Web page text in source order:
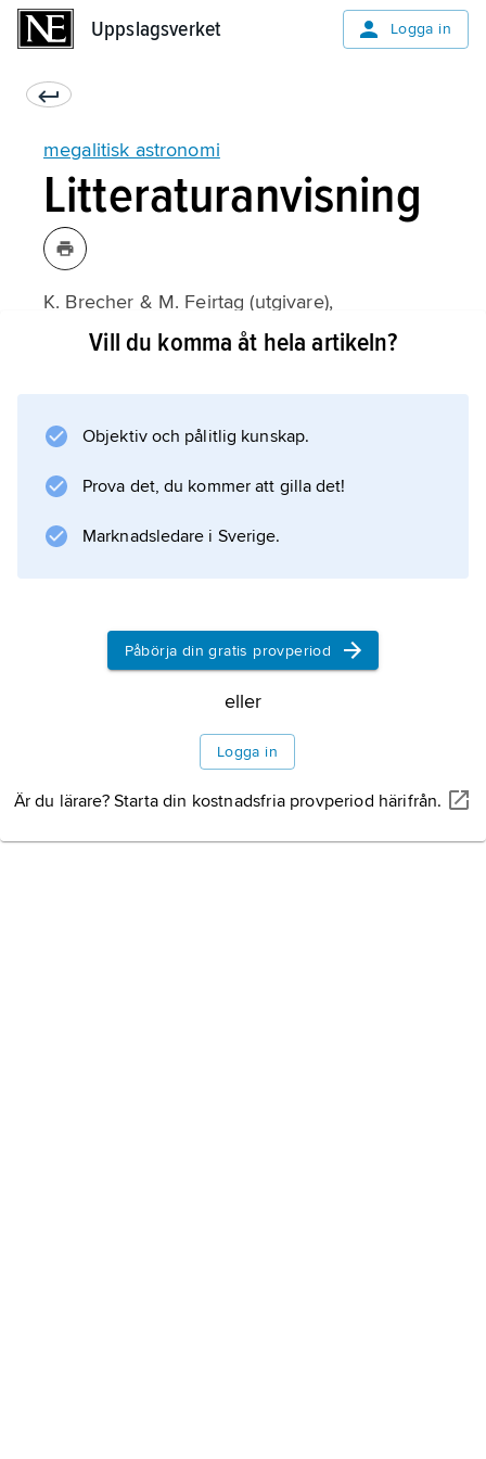
Uppslagsverket Logga in
megalitisk astronomi
Litteraturanvisning
K. Brecher & M. Feirtag (utgivare),
Astronomy of the Ancients
Vill du komma åt hela artikeln?
Objektiv och pålitlig kunskap.
Prova det, du kommer att gilla det!
Marknadsledare i Sverige.
Påbörja din gratis provperiod
eller
Logga in
Är du lärare? Starta din kostnadsfria provperiod härifrån.